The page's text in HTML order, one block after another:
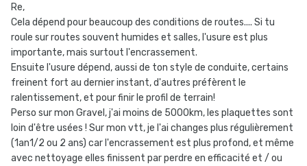
partir de quand ?
Re,
Cela dépend pour beaucoup des conditions de routes.... Si tu
roule sur routes souvent humides et salles, l'usure est plus
importante, mais surtout l'encrassement.
Ensuite l'usure dépend, aussi de ton style de conduite, certains
freinent fort au dernier instant, d'autres préfèrent le
ralentissement, et pour finir le profil de terrain!
Perso sur mon Gravel, j'ai moins de 5000km, les plaquettes sont
loin d'être usées ! Sur mon vtt, je l'ai changes plus régulièrement
(1an1/2 ou 2 ans) car l'encrassement est plus profond, et même
avec nettoyage elles finissent par perdre en efficacité et / ou